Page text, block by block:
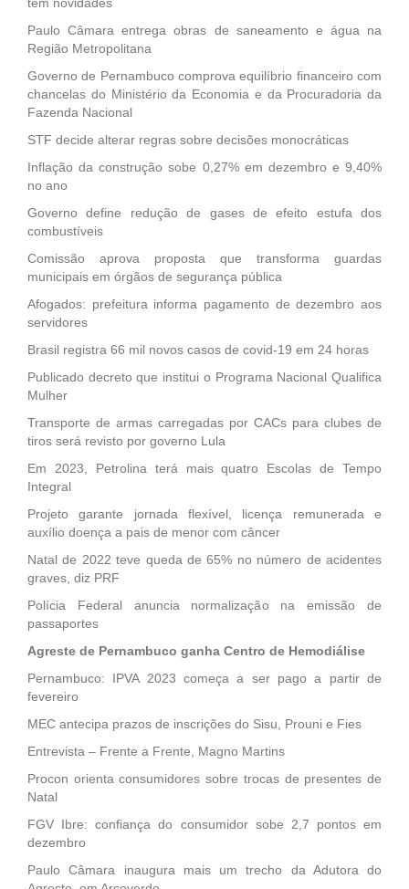
Paulo Câmara entrega obras de saneamento e água na
Região Metropolitana
Governo de Pernambuco comprova equilíbrio financeiro com
chancelas do Ministério da Economia e da Procuradoria da
Fazenda Nacional
STF decide alterar regras sobre decisões monocráticas
Inflação da construção sobe 0,27% em dezembro e 9,40%
no ano
Governo define redução de gases de efeito estufa dos
combustíveis
Comissão aprova proposta que transforma guardas
municipais em órgãos de segurança pública
Afogados: prefeitura informa pagamento de dezembro aos
servidores
Brasil registra 66 mil novos casos de covid-19 em 24 horas
Publicado decreto que institui o Programa Nacional Qualifica
Mulher
Transporte de armas carregadas por CACs para clubes de
tiros será revisto por governo Lula
Em 2023, Petrolina terá mais quatro Escolas de Tempo
Integral
Projeto garante jornada flexível, licença remunerada e
auxílio doença a pais de menor com câncer
Natal de 2022 teve queda de 65% no número de acidentes
graves, diz PRF
Polícia Federal anuncia normalização na emissão de
passaportes
Agreste de Pernambuco ganha Centro de Hemodiálise
Pernambuco: IPVA 2023 começa a ser pago a partir de
fevereiro
MEC antecipa prazos de inscrições do Sisu, Prouni e Fies
Entrevista – Frente a Frente, Magno Martins
Procon orienta consumidores sobre trocas de presentes de
Natal
FGV Ibre: confiança do consumidor sobe 2,7 pontos em
dezembro
Paulo Câmara inaugura mais um trecho da Adutora do